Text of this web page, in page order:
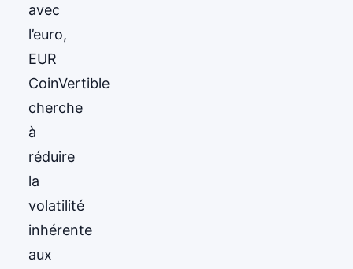
avec
l’euro,
EUR
CoinVertible
cherche
à
réduire
la
volatilité
inhérente
aux